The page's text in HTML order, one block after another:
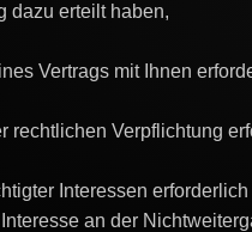
dazu erteilt haben,
Vertrags mit Ihnen
rechtlichen Verpflichtung
Interessen
an der